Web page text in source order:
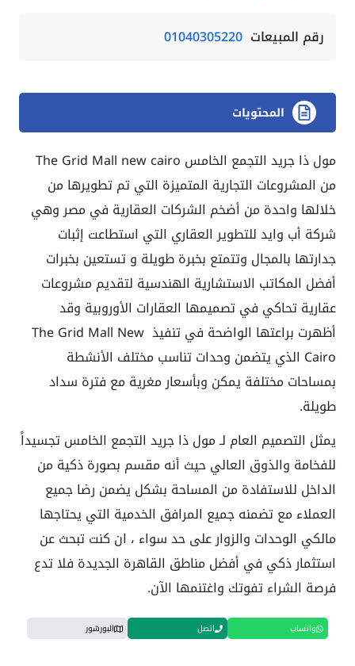
رقم المبيعات 01040305220
المحتويات
مول ذا جريد التجمع الخامس The Grid Mall new cairo
من المشروعات التجارية المتميزة التي تم تطويرها من
خلالها واحدة من أضخم الشركات العقارية في مصر وهي
شركة أب وايد للتطوير العقاري التي استطاعت إثبات
جدارتها بالمجال وتتمتع بخبرة طويلة و تستعين بخبرات
أفضل المكاتب الاستشارية الهندسية لتقديم مشروعات
عقارية تحاكي في تصميمها العقارات الأوروبية وقد
أظهرت براعتها الواضحة في تنفيذ The Grid Mall New
Cairo الذي يتضمن وحدات تناسب مختلف الأنشطة
بمساحات مختلفة يمكن وبأسعار مغرية مع فترة سداد
طويلة.
يمثل التصميم العام لـ مول ذا جريد التجمع الخامس تجسيداً
للفخامة والذوق العالي حيث أنه مقسم بصورة ذكية من
الداخل للاستفادة من المساحة بشكل يضمن رضا جميع
العملاء مع تضمنه جميع المرافق الخدمية التي يحتاجها
مالكي الوحدات والزوار على حد سواء ، ان كنت تبحث عن
استثمار ذكي في أفضل مناطق القاهرة الجديدة فلا تدع
فرصة الشراء تفوتك واغتنمها الآن.
واتساب اتصل البورشور